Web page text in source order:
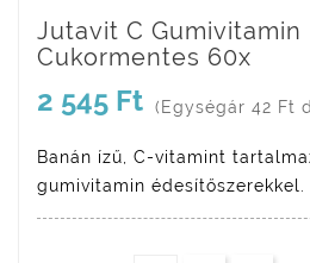
Jutavit C Gumivitamin
Cukormentes 60x
2 545 Ft (Egységár 42 Ft
Banán ízű, C-vitamint
gumivitamin édesítőszerekkel.